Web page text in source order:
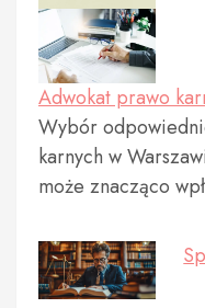
Adwokat prawo
Wybór
karnych w
może znacząco